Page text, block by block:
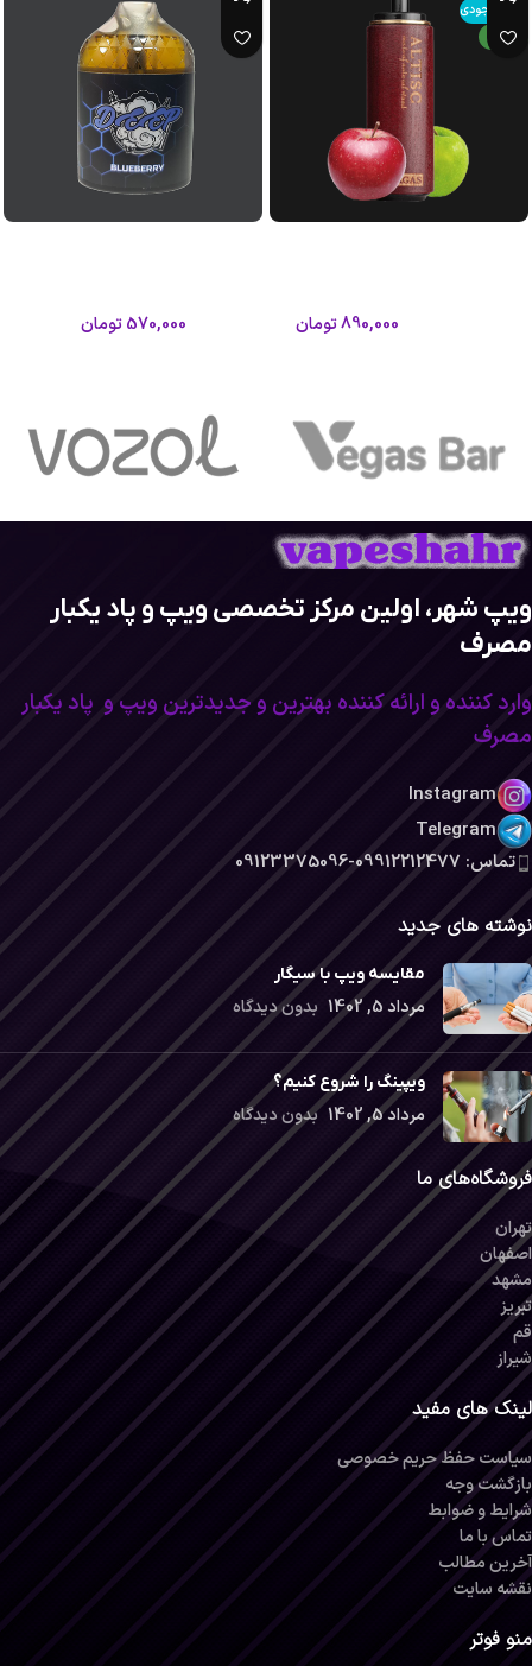
اتمام موجودی
جدید
890,000تومان
570,000 تومان
ویپ شهر، اولین مرکز تخصصی ویپ و پاد یکبار
مصرف
وارد کننده و ارائه کننده بهترین و جدیدترین ویپ و پاد یکبار
مصرف
Instagram
Telegram
تماس: 09912212477-09123375096
نوشته های جدید
مقایسه ویپ با سیگار
مرداد 5, 1402 بدون دیدگاه
ویپینگ را شروع کنیم؟
مرداد 5, 1402 بدون دیدگاه
فروشگاه‌های ما
تهران
اصفهان
مشهد
تبریز
قم
شیراز
لینک های مفید
سیاست حفظ حریم خصوصی
بازگشت وجه
شرایط و ضوابط
تماس با ما
آخرین مطالب
نقشه سایت
منو فوتر